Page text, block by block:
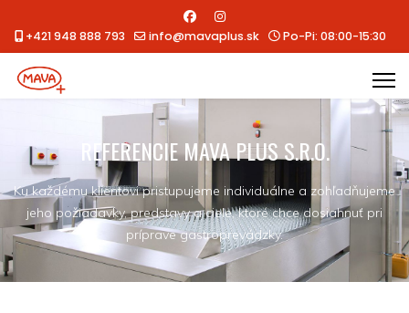
+421 948 888 793 info@mavaplus.sk Po-Pi: 08:00-15:30
REFERENCIE MAVA PLUS S.R.O.
Ku každému klientovi pristupujeme individuálne a zohľadňujeme
jeho požiadavky, predstavy a ciele, ktoré chce dosiahnuť pri
príprave gastroprevádzky.